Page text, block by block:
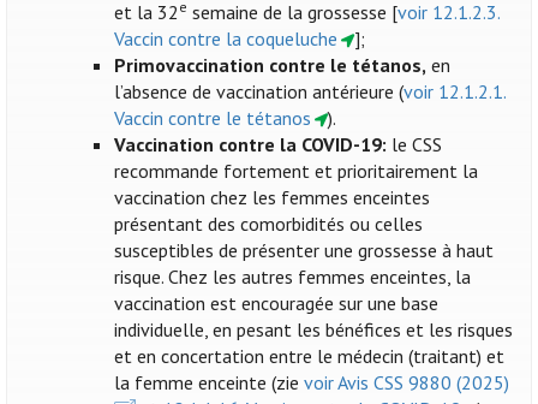
et la 32 e semaine de la grossesse [voir 12.1.2.3.
Vaccin contre la coqueluche
];
Primovaccination contre le tétanos, en
l’absence de vaccination antérieure (voir 12.1.2.1.
Vaccin contre le tétanos
).
Vaccination contre la COVID-19: le CSS
recommande fortement et prioritairement la
vaccination chez les femmes enceintes
présentant des comorbidités ou celles
susceptibles de présenter une grossesse à haut
risque. Chez les autres femmes enceintes, la
vaccination est encouragée sur une base
individuelle, en pesant les bénéfices et les risques
et en concertation entre le médecin (traitant) et
la femme enceinte (zie voir Avis CSS 9880 (2025)